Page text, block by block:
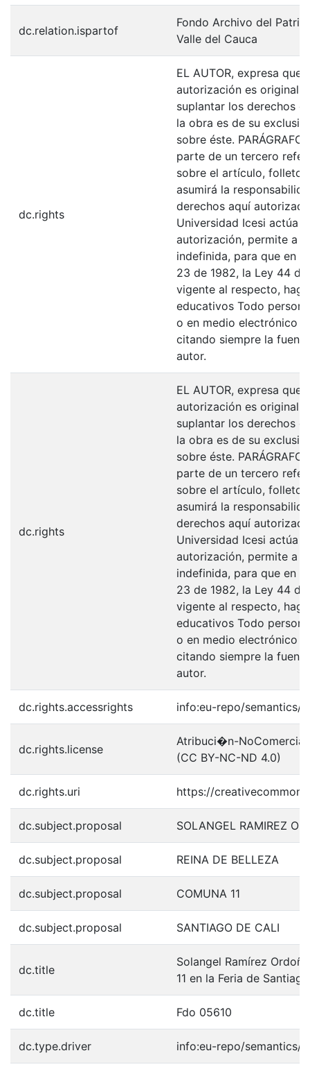
dc.relation.ispartof
Fondo Archivo del
Valle del Cauca
dc.rights
EL AUTOR, expresa
autorización es original
suplantar los derechos
la obra es de su
sobre éste.
parte de un tercero
sobre el artículo, folleto
asumirá la
derechos aquí
Universidad Icesi actúa
autorización, permite a
indefinida, para que en
23 de 1982, la Ley 44
vigente al respecto,
educativos Todo
o en medio electrónico
citando siempre la
autor.
dc.rights
EL AUTOR, expresa
autorización es original
suplantar los derechos
la obra es de su
sobre éste.
parte de un tercero
sobre el artículo, folleto
asumirá la
derechos aquí
Universidad Icesi actúa
autorización, permite a
indefinida, para que en
23 de 1982, la Ley 44
vigente al respecto,
educativos Todo
o en medio electrónico
citando siempre la
autor.
dc.rights.accessrights info:eu-repo/semantics/
dc.rights.license
Atribuci�n-
(CC BY-NC-ND 4.0)
dc.rights.uri https://
dc.subject.proposal SOLANGEL RAMIREZ
dc.subject.proposal REINA DE BELLEZA
dc.subject.proposal COMUNA 11
dc.subject.proposal SANTIAGO DE CALI
dc.title
Solangel Ramírez
11 en la Feria de
dc.title Fdo 05610
dc.type.driver info:eu-repo/semantics/